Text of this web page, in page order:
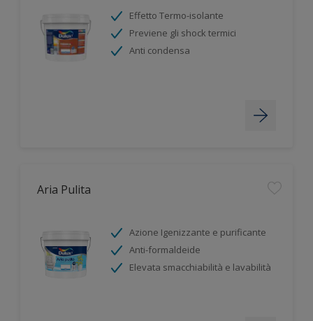
Effetto Termo-isolante
Previene gli shock termici
Anti condensa
Aria Pulita
Azione Igenizzante e purificante
Anti-formaldeide
Elevata smacchiabilità e lavabilità